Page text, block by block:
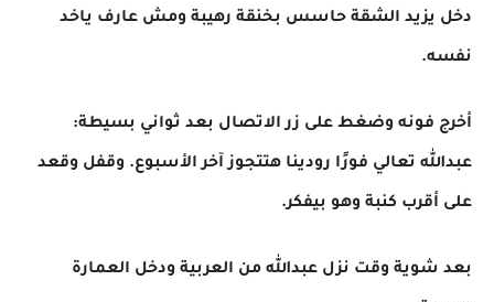
دخل يزيد الشقة حاسس بخنقة رهيبة ومش عارف ياخد
نفسه.
أخرج فونه وضغط على زر الاتصال بعد ثواني بسيطة:
عبدالله تعالي فورًا رودينا هتتجوز آخر الأسبوع. وقفل وقعد
على أقرب كنبة وهو بيفكر.
بعد شوية وقت نزل عبدالله من العربية ودخل العمارة